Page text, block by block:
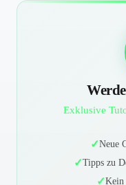
Exklusive
Neue
Tipps zu
Kein